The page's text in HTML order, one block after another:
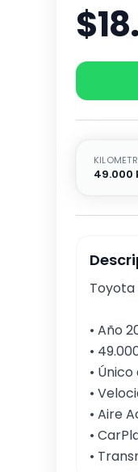
49.000
Toyota
• Año
•
•
•
• Aire
•
•